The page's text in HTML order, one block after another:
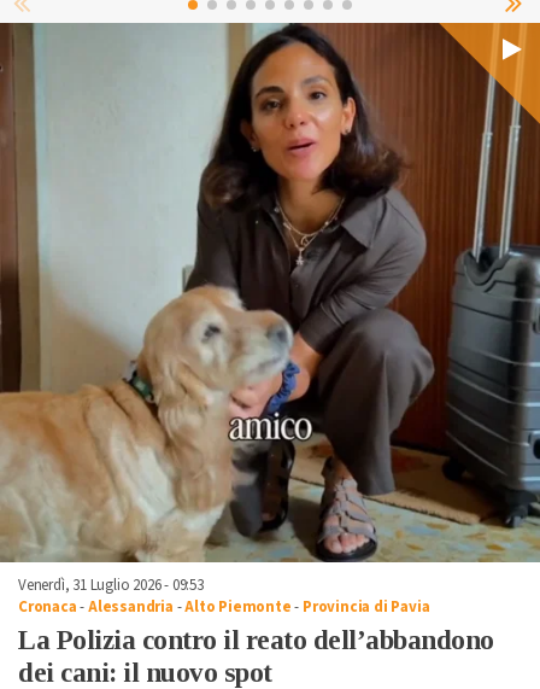
Venerdì, 31 Luglio 2026 - 09:53
Cronaca-Alessandria -Alto Piemonte- Provincia di Pavia
La Polizia contro il reato dell’abbandono
dei cani: il nuovo spot